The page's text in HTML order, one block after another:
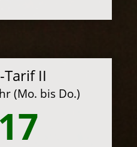
Tarif II
(Mo. bis Do.)